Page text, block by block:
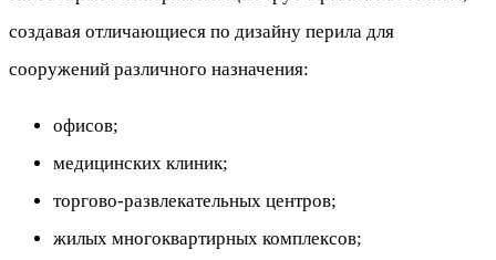
создавая отличающиеся по дизайну перила для
сооружений различного назначения:
офисов;
медицинских клиник;
торгово-развлекательных центров;
жилых многоквартирных комплексов;